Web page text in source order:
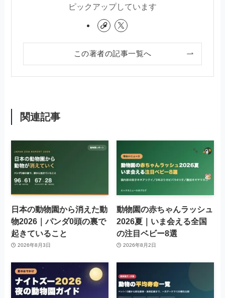
ピックアップしています
この著者の記事一覧へ
関連記事
日本の動物園から消えた動
物2026｜パンダ0頭の裏で
起きていること
2026年8月3日
動物園の赤ちゃんラッシュ
2026夏｜いま会える全国
の注目ベビー8選
2026年8月2日